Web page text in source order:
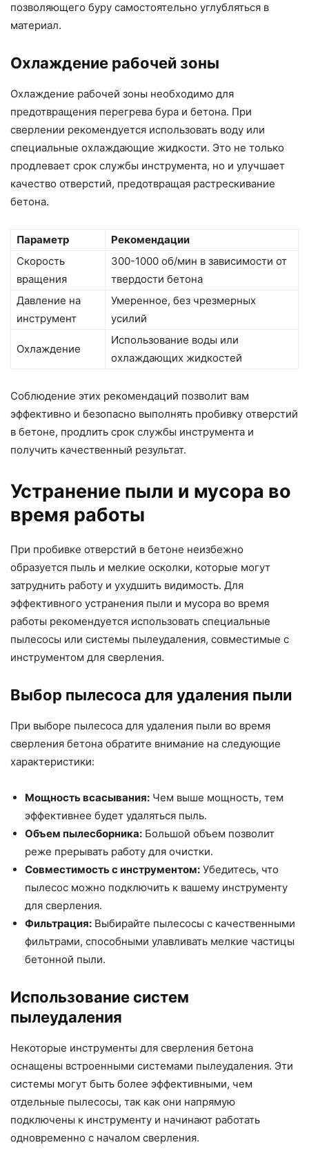
позволяющего буру самостоятельно углубляться в
материал.
Охлаждение рабочей зоны
Охлаждение рабочей зоны необходимо для
предотвращения перегрева бура и бетона. При
сверлении рекомендуется использовать воду или
специальные охлаждающие жидкости. Это не только
продлевает срок службы инструмента, но и улучшает
качество отверстий, предотвращая растрескивание
бетона.
Параметр
Рекомендации
Скорость
вращения
300-1000 об/мин в зависимости от
твердости бетона
Давление на
инструмент
Умеренное, без чрезмерных
усилий
Охлаждение
Использование воды или
охлаждающих жидкостей
Соблюдение этих рекомендаций позволит вам
эффективно и безопасно выполнять пробивку отверстий
в бетоне, продлить срок службы инструмента и
получить качественный результат.
Устранение пыли и мусора во
время работы
При пробивке отверстий в бетоне неизбежно
образуется пыль и мелкие осколки, которые могут
затруднить работу и ухудшить видимость. Для
эффективного устранения пыли и мусора во время
работы рекомендуется использовать специальные
пылесосы или системы пылеудаления, совместимые с
инструментом для сверления.
Выбор пылесоса для удаления пыли
При выборе пылесоса для удаления пыли во время
сверления бетона обратите внимание на следующие
характеристики:
Мощность всасывания: Чем выше мощность, тем
эффективнее будет удаляться пыль.
Объем пылесборника: Большой объем позволит
реже прерывать работу для очистки.
Совместимость с инструментом: Убедитесь, что
пылесос можно подключить к вашему инструменту
для сверления.
Фильтрация: Выбирайте пылесосы с качественными
фильтрами, способными улавливать мелкие частицы
бетонной пыли.
Использование систем
пылеудаления
Некоторые инструменты для сверления бетона
оснащены встроенными системами пылеудаления. Эти
системы могут быть более эффективными, чем
отдельные пылесосы, так как они напрямую
подключены к инструменту и начинают работать
одновременно с началом сверления.